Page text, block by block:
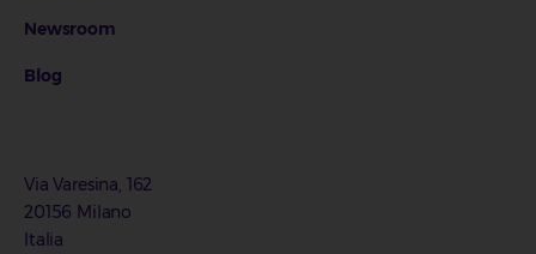
Newsroom
Blog
Via Varesina, 162
20156 Milano
Italia